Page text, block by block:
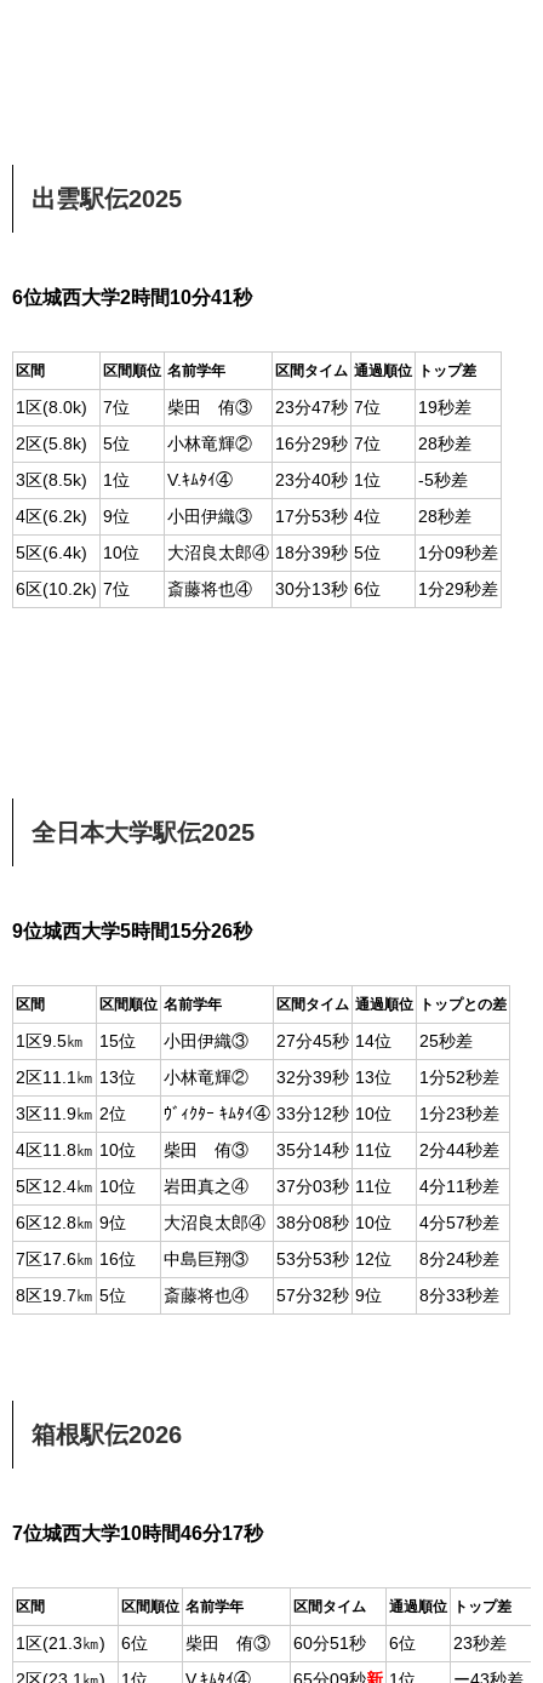
出雲駅伝2025
6位城西大学2時間10分41秒
区間 区間順位 名前学年 区間タイム 通過順位 トップ差
1区(8.0k) 7位 柴田 侑③ 23分47秒 7位
19秒差
2区(5.8k)
5位 小林竜輝② 16分29秒 7位
28秒差
3区(8.5k)
1位 V.ｷﾑﾀｲ④ 23分40秒 1位
‐5秒差
4区(6.2k)
9位 小田伊織③ 17分53秒 4位
28秒差
5区(6.4k)
10位 大沼良太郎④ 18分39秒 5位
1分09秒差
6区(10.2k) 7位 斎藤将也④ 30分13秒 6位 1分29秒差
全日本大学駅伝2025
9位城西大学5時間15分26秒
区間 区間順位 名前学年 区間タイム 通過順位 トップとの差
1区9.5㎞ 15位 小田伊織③ 27分45秒 14位
25秒差
2区11.1㎞ 13位 小林竜輝② 32分39秒 13位
1分52秒差
3区11.9㎞ 2位 ｳﾞｨｸﾀｰ ｷﾑﾀｲ④ 33分12秒 10位
1分23秒差
4区11.8㎞ 10位 柴田 侑③ 35分14秒 11位
2分44秒差
5区12.4㎞ 10位 岩田真之④ 37分03秒 11位
4分11秒差
6区12.8㎞ 9位 大沼良太郎④ 38分08秒 10位
4分57秒差
7区17.6㎞ 16位 中島巨翔③ 53分53秒 12位
8分24秒差
8区19.7㎞ 5位 斎藤将也④ 57分32秒 9位 8分33秒差
箱根駅伝2026
7位城西大学10時間46分17秒
区間 区間順位 名前学年 区間タイム 通過順位 トップ差
1区(21.3㎞) 6位 柴田 侑③ 60分51秒 6位
23秒差